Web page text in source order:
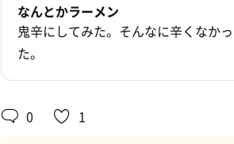
なんとかラーメン
鬼辛にしてみた。そんなに辛くなか
た。
0 1